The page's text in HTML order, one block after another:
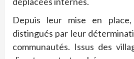
Depuis leur mise en
distingués par leur
communautés. Issus des